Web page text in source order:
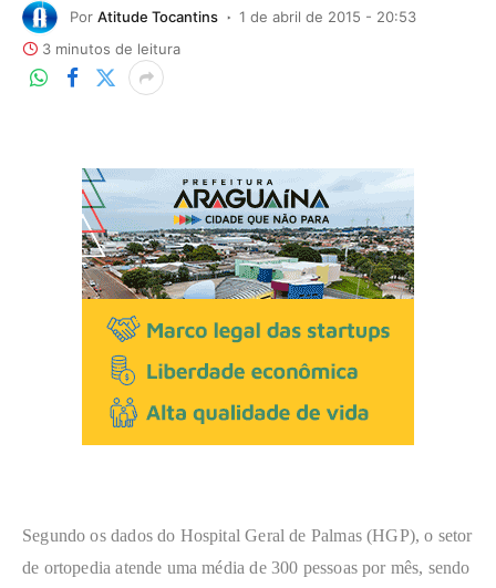
Por Atitude Tocantins
1 de abril de 2015 - 20:53
3 minutos de leitura
Segundo os dados do Hospital Geral de Palmas (HGP), o setor
de ortopedia atende uma média de 300 pessoas por mês, sendo